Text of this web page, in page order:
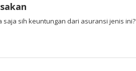
sih keuntungan dari asuransi jenis ini?